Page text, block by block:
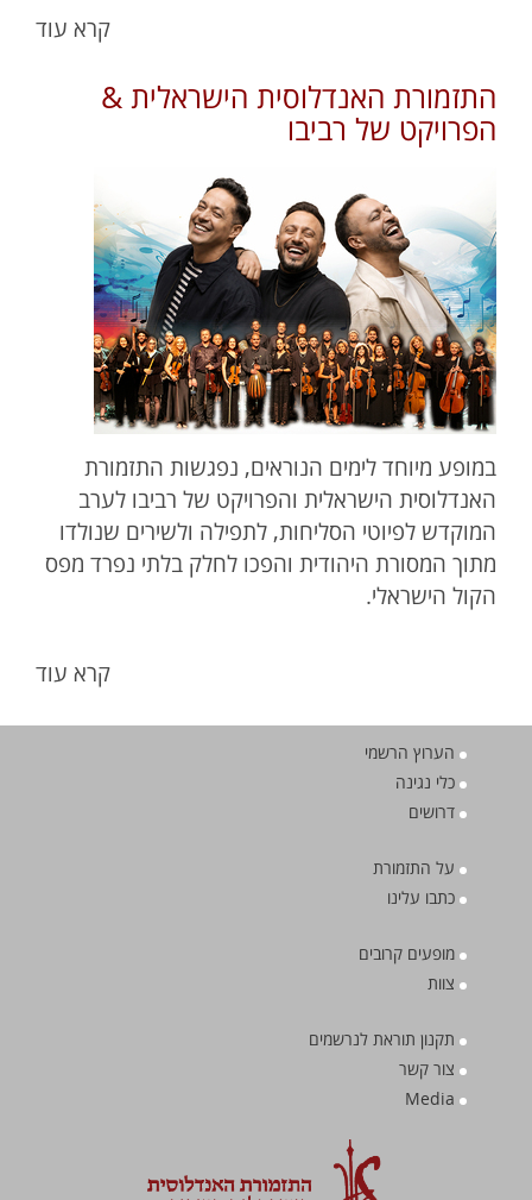
קרא עוד
התזמורת האנדלוסית הישראלית &
הפרויקט של רביבו
במופע מיוחד לימים הנוראים, נפגשות התזמורת
האנדלוסית הישראלית והפרויקט של רביבו לערב
המוקדש לפיוטי הסליחות, לתפילה ולשירים שנולדו
מתוך המסורת היהודית והפכו לחלק בלתי נפרד מפס
הקול הישראלי.
קרא עוד
הערוץ הרשמי
כלי נגינה
דרושים
על התזמורת
כתבו עלינו
מופעים קרובים
צוות
תקנון תוראת לנרשמים
צור קשר